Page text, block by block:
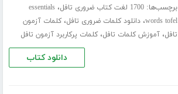
برچسب‌ها:1700 لغت کتاب ضروری تافل ،essentials
words tofel،دانلود کلمات ضروری تافل،کلمات آزمون
تافل،آموزش کلمات تافل،کلمات پرکاربرد آزمون تافل
دانلود کتاب